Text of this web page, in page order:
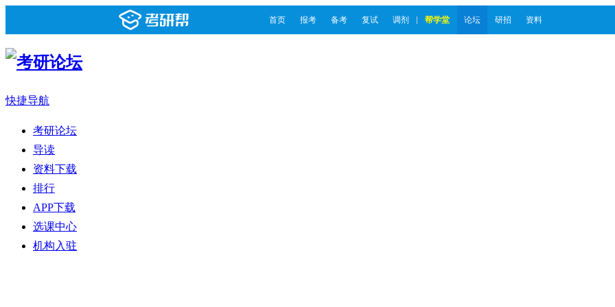
首页 报考 备考 复试 调剂 帮学堂 论坛 研招 资料
快捷导航
考研论坛
导读
资料下载
排行
APP下载
选课中心
机构入驻